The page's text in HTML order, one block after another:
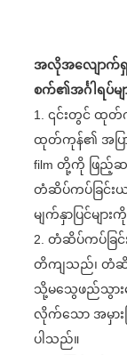
အလိုအလျောက်ရှ
စက်၏အင်္ဂါရပ်မျ
1. ၎င်းတွင် ထုတ်
ထုတ်ကုန်၏ အပြာ
film တို့ကို ဖြည့်ဆည်
တံဆိပ်ကပ်ခြင်း
မျက်နှာပြင်မျ
2. တံဆိပ်ကပ်ခြင်
တိကျသည်၊ တံဆိ
သို့မသွေဖည်သွား
လိုက်သော အမှားပ
ပါသည်။